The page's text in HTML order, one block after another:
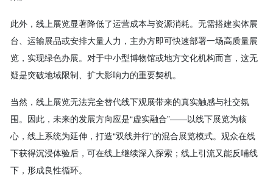
此外，线上展览显著降低了运营成本与资源消耗。无需搭建实体展
台、运输展品或安排大量人力，主办方即可快速部署一场高质量展
览，实现绿色办展。对于中小型博物馆或地方文化机构而言，这无
疑是突破地域限制、扩大影响力的重要契机。
当然，线上展览无法完全替代线下观展带来的真实触感与社交氛
围。因此，未来的发展方向应是“虚实融合”——以线下展览为核
心，线上系统为延伸，打造“双线并行”的混合展览模式。观众在线
下获得沉浸体验后，可在线上继续深入探索；线上引流又能反哺线
下，形成良性循环。